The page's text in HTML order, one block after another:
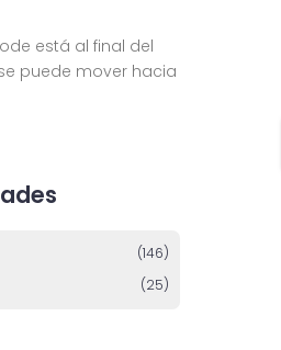
está al final del
puede mover hacia
(146)
(25)